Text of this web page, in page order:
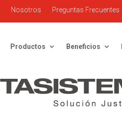
Nosotros Preguntas Frecuentes
Productos Beneficios